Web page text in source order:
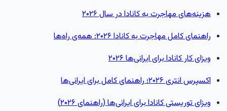
هزینه‌های مهاجرت به کانادا در سال ۲۰۲۶
راهنمای کامل مهاجرت به کانادا ۲۰۲۶: همه‌ی راه‌ها
ویزای کار کانادا برای ایرانی‌ها ۲۰۲۶
اکسپرس انتری ۲۰۲۶؛ راهنمای کامل برای ایرانی‌ها
ویزای توریستی کانادا برای ایرانی‌ها (راهنمای ۲۰۲۶)